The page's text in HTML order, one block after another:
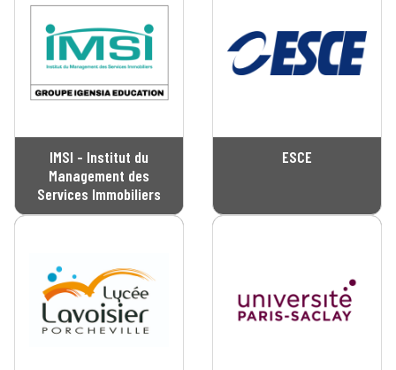
IMSI - Institut du
Management des
Services Immobiliers
ESCE